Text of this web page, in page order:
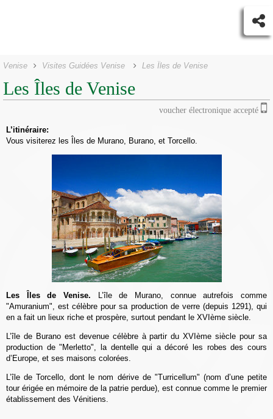
Venise Visites Guidées Venise Les Îles de Venise
Les Îles de Venise
voucher électronique accepté
L’itinéraire:
Vous visiterez les Îles de Murano, Burano, et Torcello.
Les Îles de Venise. L’île de Murano, connue autrefois comme
"Amuranium", est célèbre pour sa production de verre (depuis 1291), qui
en a fait un lieux riche et prospère, surtout pendant le XVIème siècle.
L’île de Burano est devenue célèbre à partir du XVIème siècle pour sa
production de "Merletto", la dentelle qui a décoré les robes des cours
d’Europe, et ses maisons colorées.
L’île de Torcello, dont le nom dérive de "Turricellum" (nom d’une petite
tour érigée en mémoire de la patrie perdue), est connue comme le premier
établissement des Vénitiens.